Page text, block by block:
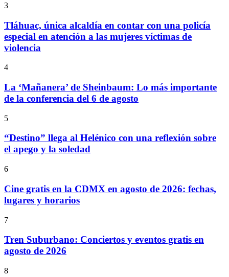
3
Tláhuac, única alcaldía en contar con una policía
especial en atención a las mujeres víctimas de
violencia
4
La ‘Mañanera’ de Sheinbaum: Lo más importante
de la conferencia del 6 de agosto
5
“Destino” llega al Helénico con una reflexión sobre
el apego y la soledad
6
Cine gratis en la CDMX en agosto de 2026: fechas,
lugares y horarios
7
Tren Suburbano: Conciertos y eventos gratis en
agosto de 2026
8